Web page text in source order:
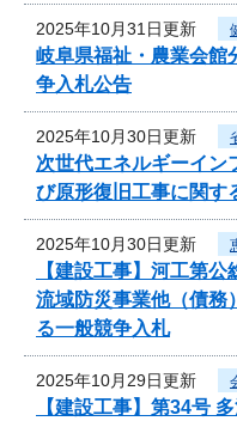
2025年10月31日更新
岐阜県福祉・農業会館
争入札公告
2025年10月30日更新
次世代エネルギーイン
び原形復旧工事に関す
2025年10月30日更新
【建設工事】河工第
流域防災事業他（債務
る一般競争入札
2025年10月29日更新
【建設工事】第34号